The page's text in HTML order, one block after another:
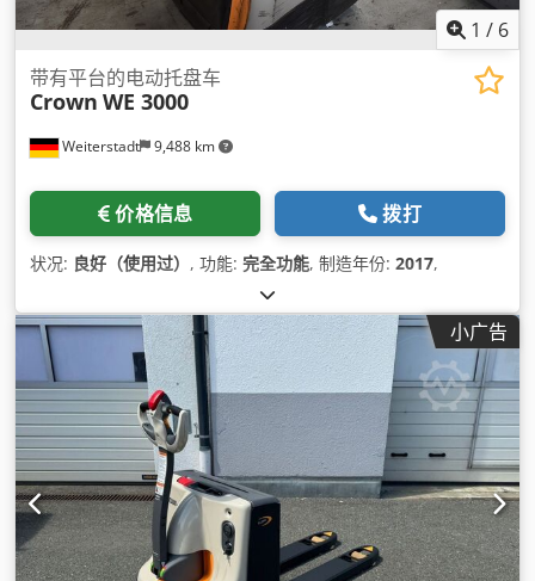
1 / 6
Weiterstadt 9,488 km
带有平台的电动托盘车
Crown WE 3000
价格信息 拨打
状况: 良好（使用过） , 功能: 完全功能, 制造年份: 2017,
小广告